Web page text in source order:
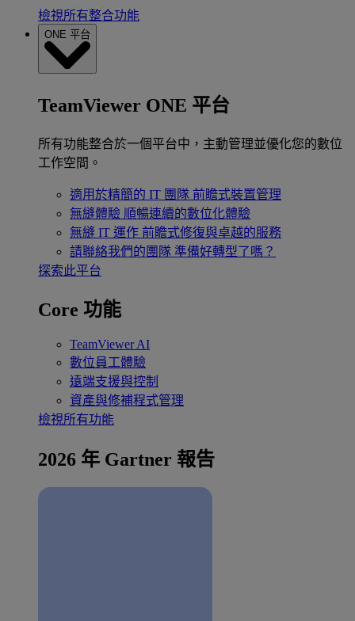
檢視所有整合功能
ONE 平台
TeamViewer ONE 平台
所有功能整合於一個平台中，主動管理並優化您的數位
工作空間。
適用於精簡的 IT 團隊 前瞻式裝置管理
無縫體驗 順暢連續的數位化體驗
無縫 IT 運作 前瞻式修復與卓越的服務
請聯絡我們的團隊 準備好轉型了嗎？
探索此平台
Core 功能
TeamViewer AI
數位員工體驗
遠端支援與控制
資產與修補程式管理
檢視所有功能
2026 年 Gartner 報告